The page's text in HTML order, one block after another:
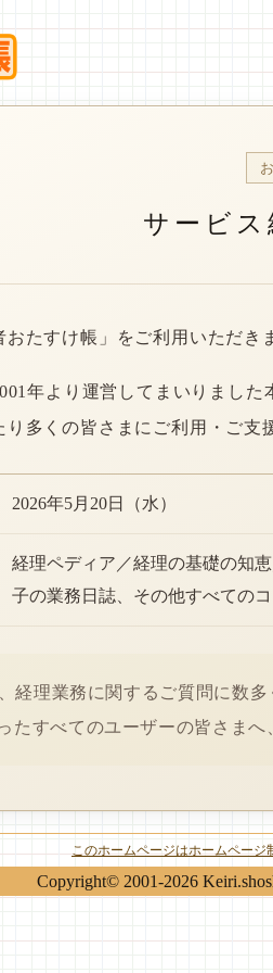
サービス
たすけ帳」をご利用いただき
年より運営してまいりまし
り多くの皆さまにご利用・ご支
2026年5月20日（水）
経理ペディア／経理の基礎の知
子の業務日誌、その他すべての
経理業務に関するご質問に数
たすべてのユーザーの皆さま
このホームページはホームペー
Copyright© 2001-2026